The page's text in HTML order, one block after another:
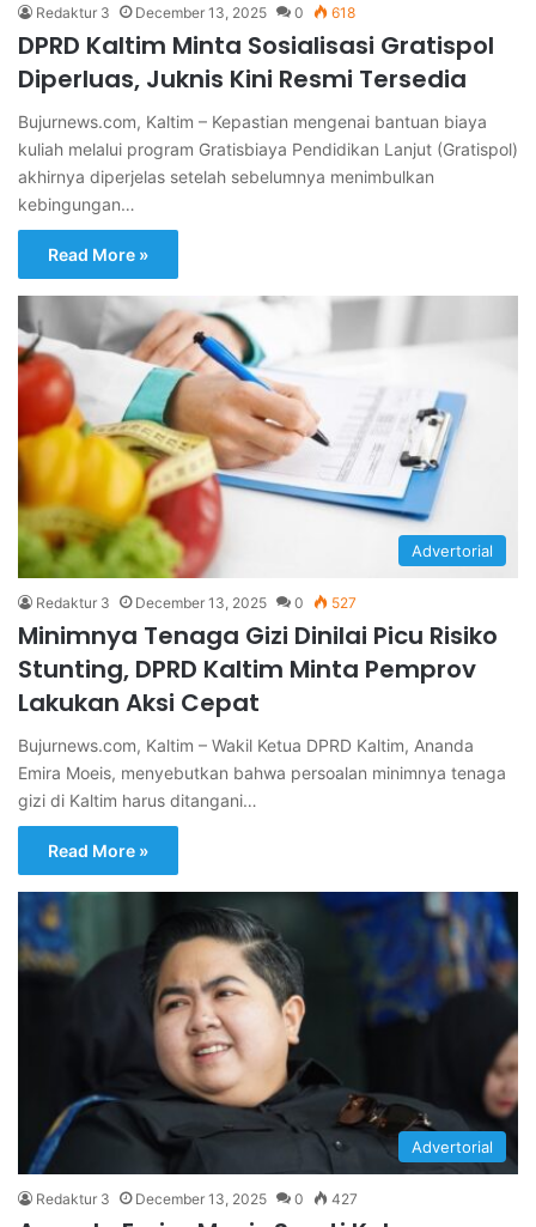
Redaktur 3 December 13, 2025 0 618
DPRD Kaltim Minta Sosialisasi Gratispol
Diperluas, Juknis Kini Resmi Tersedia
Bujurnews.com, Kaltim – Kepastian mengenai bantuan biaya
kuliah melalui program Gratisbiaya Pendidikan Lanjut (Gratispol)
akhirnya diperjelas setelah sebelumnya menimbulkan
kebingungan…
Read More »
Advertorial
Redaktur 3 December 13, 2025 0 527
Minimnya Tenaga Gizi Dinilai Picu Risiko
Stunting, DPRD Kaltim Minta Pemprov
Lakukan Aksi Cepat
Bujurnews.com, Kaltim – Wakil Ketua DPRD Kaltim, Ananda
Emira Moeis, menyebutkan bahwa persoalan minimnya tenaga
gizi di Kaltim harus ditangani…
Read More »
Advertorial
Redaktur 3 December 13, 2025 0 427